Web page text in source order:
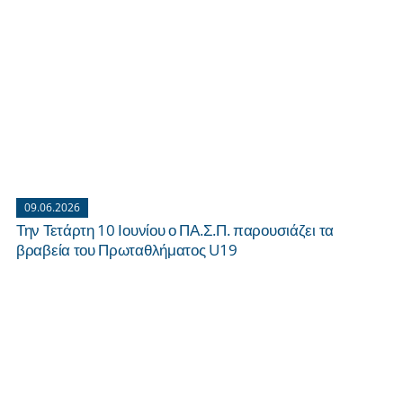
09.06.2026
Την Τετάρτη 10 Ιουνίου ο ΠΑ.Σ.Π. παρουσιάζει τα
βραβεία του Πρωταθλήματος U19